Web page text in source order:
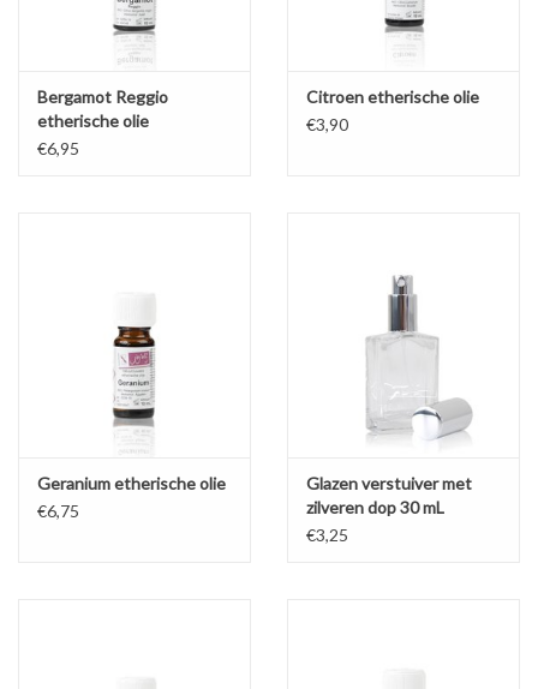
Bergamot Reggio
etherische olie
€6,95
Citroen etherische olie
€3,90
Geranium etherische olie
€6,75
Glazen verstuiver met
zilveren dop 30 mL
€3,25